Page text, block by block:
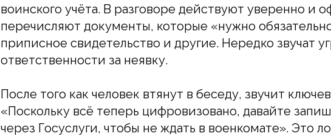
воинского учёта. В разговоре действуют уверенно и
перечисляют документы, которые «нужно
приписное свидетельство и другие. Нередко звучат
ответственности за неявку.
После того как человек втянут в беседу, звучит
«Поскольку всё теперь цифровизовано, давайте
через Госуслуги, чтобы не ждать в военкомате». Это